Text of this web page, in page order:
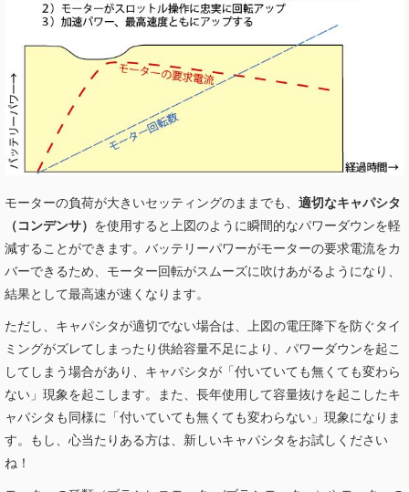
モーターの負荷が大きいセッティングのままでも、 適切なキャパシタ
（コンデンサ） を使用すると上図のように瞬間的なパワーダウンを軽
減することができます。バッテリーパワーがモーターの要求電流をカ
バーできるため、モーター回転がスムーズに吹けあがるようになり、
結果として最高速が速くなります。
ただし、キャパシタが適切でない場合は、上図の電圧降下を防ぐタイ
ミングがズレてしまったり供給容量不足により、パワーダウンを起こ
してしまう場合があり、キャパシタが「付いていても無くても変わら
ない」現象を起こします。また、長年使用して容量抜けを起こしたキ
ャパシタも同様に「付いていても無くても変わらない」現象になりま
す。もし、心当たりある方は、新しいキャパシタをお試しください
ね！